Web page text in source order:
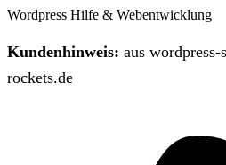
Wordpress Hilfe & Webentwicklung
Kundenhinweis: aus
rockets.de